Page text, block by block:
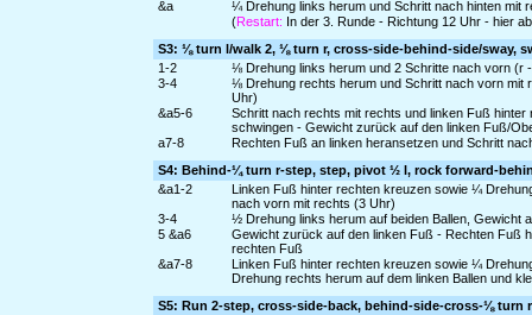
&a
¼ Drehung links herum und Schritt nach hinten mit
(Restart: In der 3. Runde - Richtung 12 Uhr - hier
S3: ⅛ turn l/walk 2, ⅛ turn r, cross-side-behind-side/sway,
1-2
⅛ Drehung links herum und 2 Schritte nach vorn (r
3-4
⅛ Drehung rechts herum und Schritt nach vorn mit
Uhr)
&a5-6
Schritt nach rechts mit rechts und linken Fuß
schwingen - Gewicht zurück auf den linken Fuß/
a7-8
Rechten Fuß an linken heransetzen und Schritt
S4: Behind-¼ turn r-step, step, pivot ½ l, rock forward-
&a1-2
Linken Fuß hinter rechten kreuzen sowie ¼
nach vorn mit rechts (3 Uhr)
3-4
½ Drehung links herum auf beiden Ballen, Gewicht
5 &a6
Gewicht zurück auf den linken Fuß - Rechten Fuß
rechten Fuß
&a7-8
Linken Fuß hinter rechten kreuzen sowie ¼
Drehung rechts herum auf dem linken Ballen und
S5: Run 2-step, cross-side-back, behind-side-cross-⅛ turn